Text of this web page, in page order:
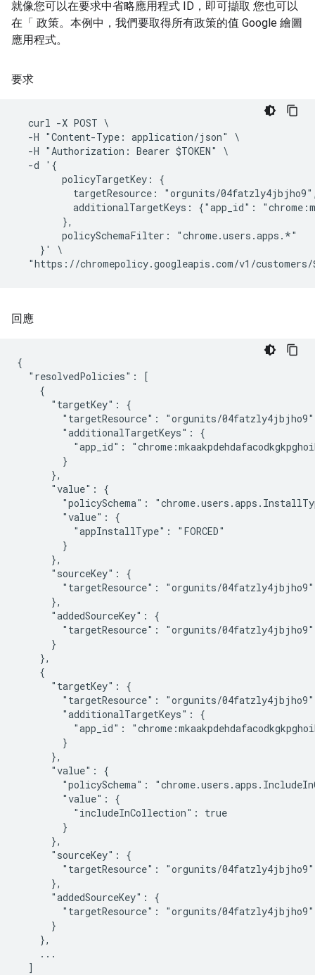
就像您可以在要求中省略應用程式 ID，即可擷取 您也可以
在「 政策。本例中，我們要取得所有政策的值 Google 繪圖
應用程式。
要求
  curl -X POST \
  -H "Content-Type: application/json" \
  -H "Authorization: Bearer $TOKEN" \
  -d '{
        policyTargetKey: {
targetResource: "orgunits/
additionalTargetKeys: {"app_id":
        },
        policySchemaFilter: "chrome.users.apps.*"
    }' \
回應
{
  "resolvedPolicies": [
    {
      "targetKey": {
"targetResource": "orgunits/
        "additionalTargetKeys": {
"app_id":
        }
      },
      "value": {
"policySchema":
        "value": {
          "appInstallType": "FORCED"
        }
      },
      "sourceKey": {
        "targetResource": "orgunits/04fatzly4jbjho9"
      },
      "addedSourceKey": {
        "targetResource": "orgunits/04fatzly4jbjho9"
      }
    },
    {
      "targetKey": {
"targetResource": "orgunits/
        "additionalTargetKeys": {
"app_id":
        }
      },
      "value": {
"policySchema":
        "value": {
          "includeInCollection": true
        }
      },
      "sourceKey": {
        "targetResource": "orgunits/04fatzly4jbjho9"
      },
      "addedSourceKey": {
        "targetResource": "orgunits/04fatzly4jbjho9"
      }
    },
    ...
  ]